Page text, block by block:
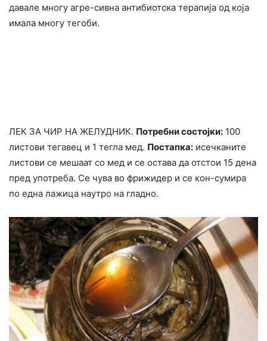
давале многу агре-сивна антибиотска терапија од која
имала многу тегоби.
ЛЕК ЗА ЧИР НА ЖЕЛУДНИК. Потребни состојки: 100
листови тегавец и 1 тегла мед. Постапка: исечканите
листови се мешаат со мед и се остава да отстои 15 дена
пред употреба. Се чува во фрижидер и се кон-сумира
по една лажица наутро на гладно.